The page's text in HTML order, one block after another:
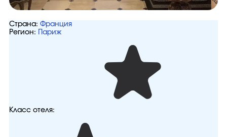
Страна: Франция
Регион:
Париж
Класс отеля: